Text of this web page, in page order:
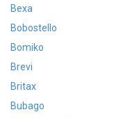
Bexa
Bobostello
Bomiko
Brevi
Britax
Bubago